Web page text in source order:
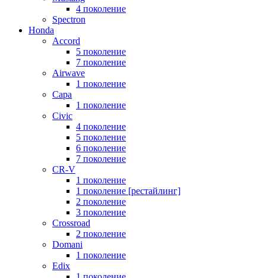
4 поколение
Spectron
Honda
Accord
5 поколение
7 поколение
Airwave
1 поколение
Capa
1 поколение
Civic
4 поколение
5 поколение
6 поколение
7 поколение
CR-V
1 поколение
1 поколение [рестайлинг]
2 поколение
3 поколение
Crossroad
2 поколение
Domani
1 поколение
Edix